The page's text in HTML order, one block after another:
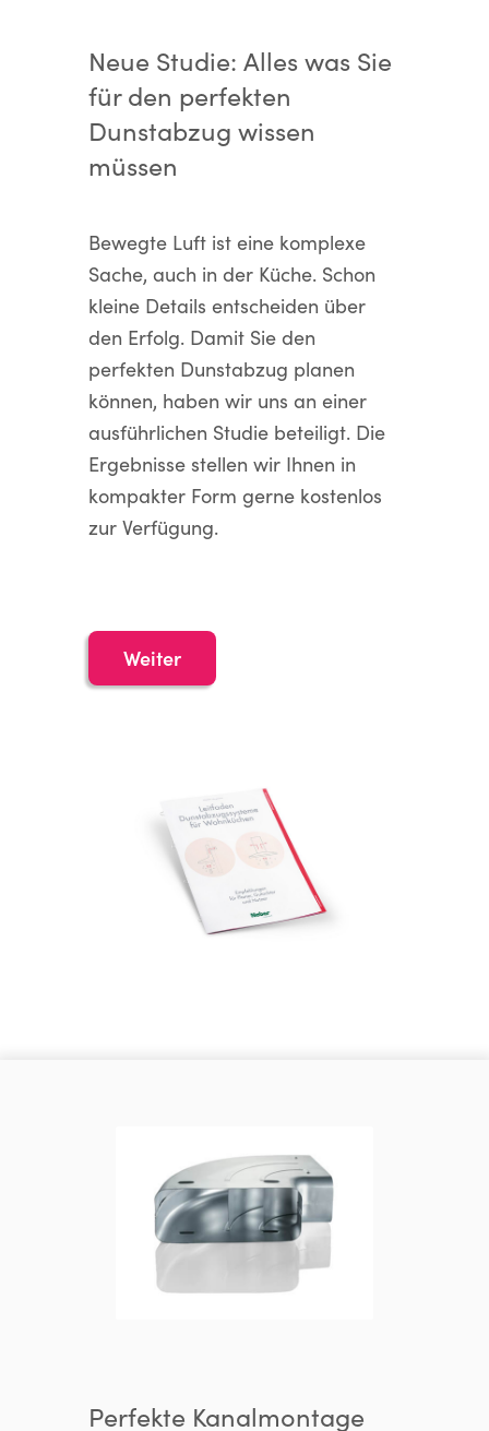
Neue Studie: Alles was Sie
für den perfekten
Dunstabzug wissen
müssen
Bewegte Luft ist eine komplexe
Sache, auch in der Küche. Schon
kleine Details entscheiden über
den Erfolg. Damit Sie den
perfekten Dunstabzug planen
können, haben wir uns an einer
ausführlichen Studie beteiligt. Die
Ergebnisse stellen wir Ihnen in
kompakter Form gerne kostenlos
zur Verfügung.
Weiter
Perfekte Kanalmontage